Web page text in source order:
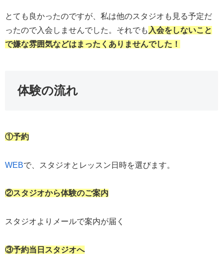
とても良かったのですが、私は他のスタジオも見る予定だ
ったので入会しませんでした。それでも 入会をしないこと
で嫌な雰囲気などはまったくありませんでした！
体験の流れ
①予約
WEBで、スタジオとレッスン日時を選びます。
②スタジオから体験のご案内
スタジオよりメールで案内が届く
③予約当日スタジオへ